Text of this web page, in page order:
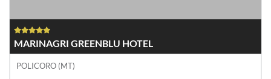
MARINAGRI GREENBLU HOTEL
POLICORO (MT)